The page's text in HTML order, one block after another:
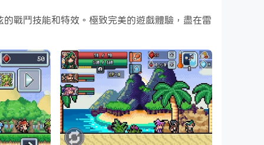
。現在就開始在電腦上下載和玩Ultra Pixel
戰鬥技能和特效。極致完美的遊戲體驗，盡在雷